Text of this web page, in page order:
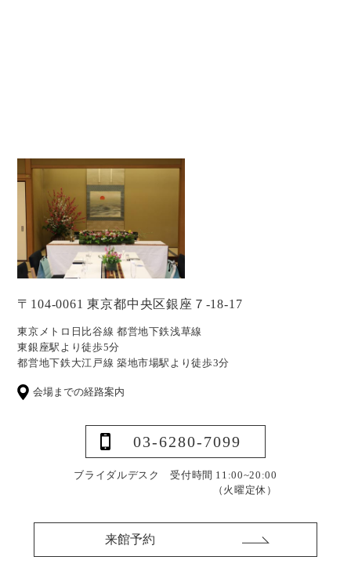
〒104-0061 東京都中央区銀座７-18-17
東京メトロ日比谷線 都営地下鉄浅草線
東銀座駅より徒歩5分
都営地下鉄大江戸線 築地市場駅より徒歩3分
会場までの経路案内
03-6280-7099
ブライダルデスク 受付時間 11:00~20:00
（火曜定休）
来館予約